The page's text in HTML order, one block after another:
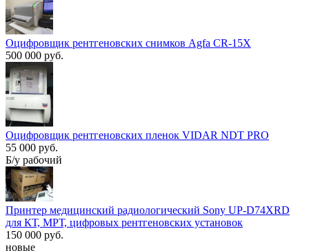
Оцифровщик рентгеновских снимков Agfa CR-15X
500 000 руб.
Оцифровщик рентгеновских пленок VIDAR NDT PRO
55 000 руб.
Б/у рабочий
Принтер медицинский радиологический Sony UP-D74XRD
для КТ, МРТ, цифровых рентгеновских установок
150 000 руб.
новые